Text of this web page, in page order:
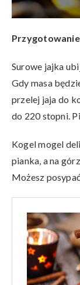
Surowe jajka
Gdy masa
przelej jaja do
do 220 stopni.
Kogel mogel
pianka, a na
Możesz